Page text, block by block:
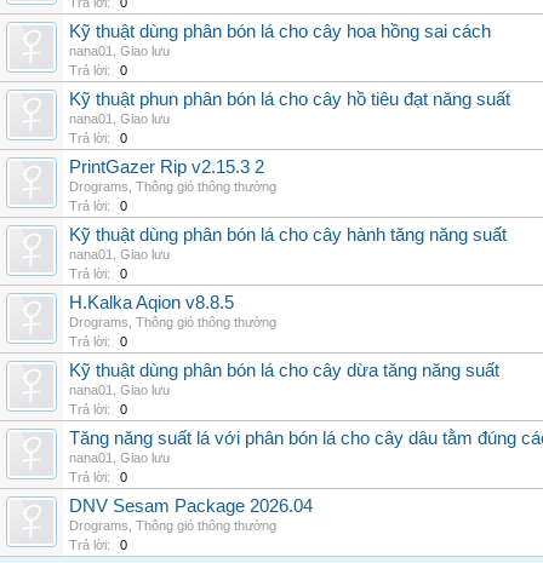
Kỹ thuật dùng phân bón lá cho cây hoa hồng sai cách
nana01
Giao lưu
Trả lời:
0
Kỹ thuật phun phân bón lá cho cây hồ tiêu đạt năng suất
nana01
Giao lưu
Trả lời:
0
PrintGazer Rip v2.15.3 2
Drograms Thông gió thông thường
Trả lời:
0
Kỹ thuật dùng phân bón lá cho cây hành tăng năng suất
nana01
Giao lưu
Trả lời:
0
H.Kalka Aqion v8.8.5
Drograms Thông gió thông thường
Trả lời:
0
Kỹ thuật dùng phân bón lá cho cây dừa tăng năng suất
nana01
Giao lưu
Trả lời:
0
Tăng năng suất lá với phân bón lá cho cây dâu tằm đúng
nana01
Giao lưu
Trả lời:
0
DNV Sesam Package 2026.04
Drograms Thông gió thông thường
Trả lời:
0